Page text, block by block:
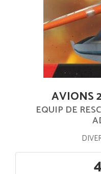
AVIONS
EQUIP DE